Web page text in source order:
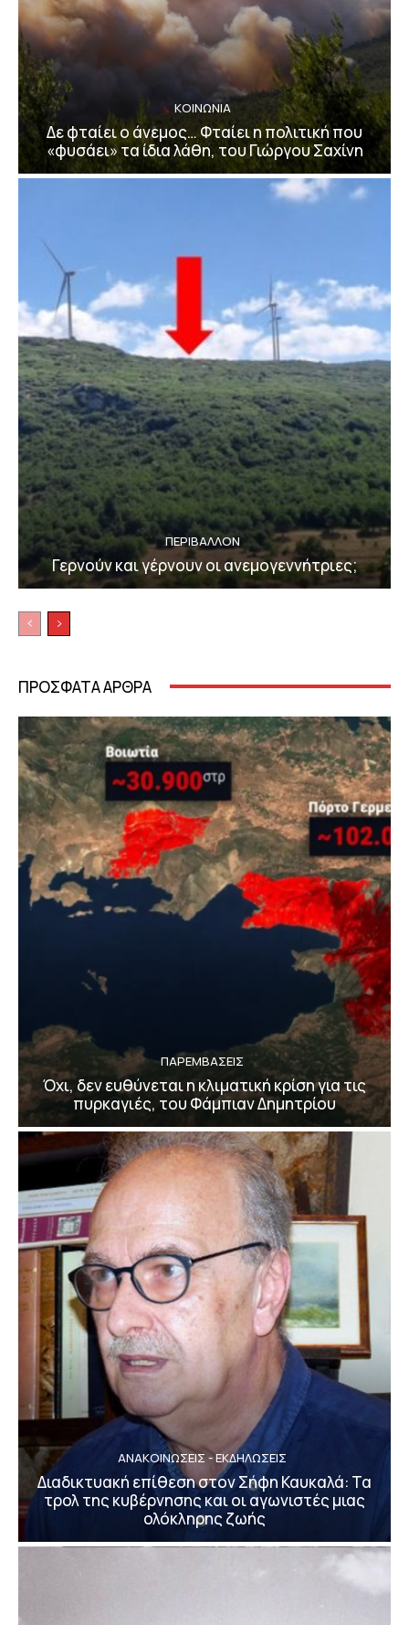
ΚΟΙΝΩΝΙΑ
Δε φταίει ο άνεμος… Φταίει η πολιτική που
«φυσάει» τα ίδια λάθη, του Γιώργου Σαχίνη
ΠΕΡΙΒΆΛΛΟΝ
Γερνούν και γέρνουν οι ανεμογεννήτριες;
ΠΡΟΣΦΑΤΑ ΑΡΘΡΑ
ΠΑΡΕΜΒΑΣΕΙΣ
Όχι, δεν ευθύνεται η κλιματική κρίση για τις
πυρκαγιές, του Φάμπιαν Δημητρίου
ΑΝΑΚΟΙΝΩΣΕΙΣ - ΕΚΔΗΛΩΣΕΙΣ
Διαδικτυακή επίθεση στον Σήφη Καυκαλά: Τα
τρολ της κυβέρνησης και οι αγωνιστές μιας
ολόκληρης ζωής